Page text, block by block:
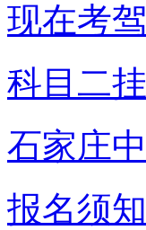
现在考
科目二
石家庄
报名须知